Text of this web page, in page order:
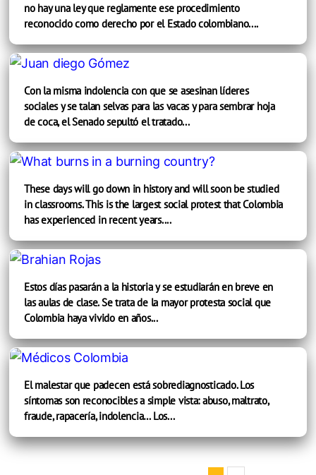
no hay una ley que reglamente ese procedimiento
reconocido como derecho por el Estado colombiano....
Con la misma indolencia con que se asesinan líderes
sociales y se talan selvas para las vacas y para sembrar hoja
de coca, el Senado sepultó el tratado...
These days will go down in history and will soon be studied
in classrooms. This is the largest social protest that Colombia
has experienced in recent years....
Estos días pasarán a la historia y se estudiarán en breve en
las aulas de clase. Se trata de la mayor protesta social que
Colombia haya vivido en años...
El malestar que padecen está sobrediagnosticado. Los
síntomas son reconocibles a simple vista: abuso, maltrato,
fraude, rapacería, indolencia… Los...